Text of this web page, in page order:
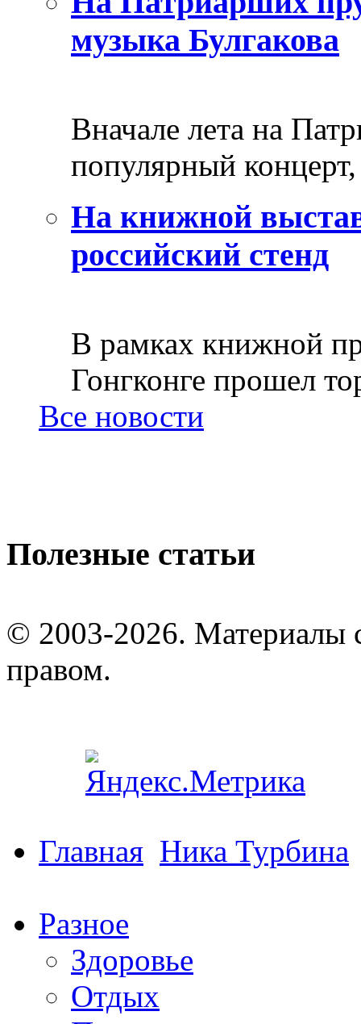
музыка Булгакова
Вначале лета на
популярный
На книжной
российский стенд
В рамках книжной
Гонгконге прошел
Все новости
Полезные статьи
© 2003-2026. Материалы
правом.
Главная Ника Турбина
Разное
Здоровье
Отдых